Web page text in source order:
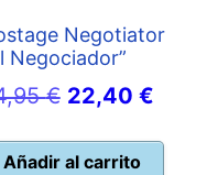
Negotiator
Negociador”
€ El
original
22,40 €El
Añadir al carrito